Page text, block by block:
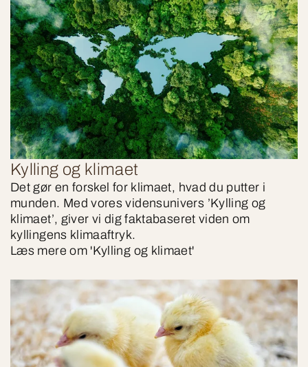
Kylling og klimaet
Det gør en forskel for klimaet, hvad du putter i
munden. Med vores vidensunivers ’Kylling og
klimaet’, giver vi dig faktabaseret viden om
kyllingens klimaaftryk.
Læs mere om 'Kylling og klimaet'